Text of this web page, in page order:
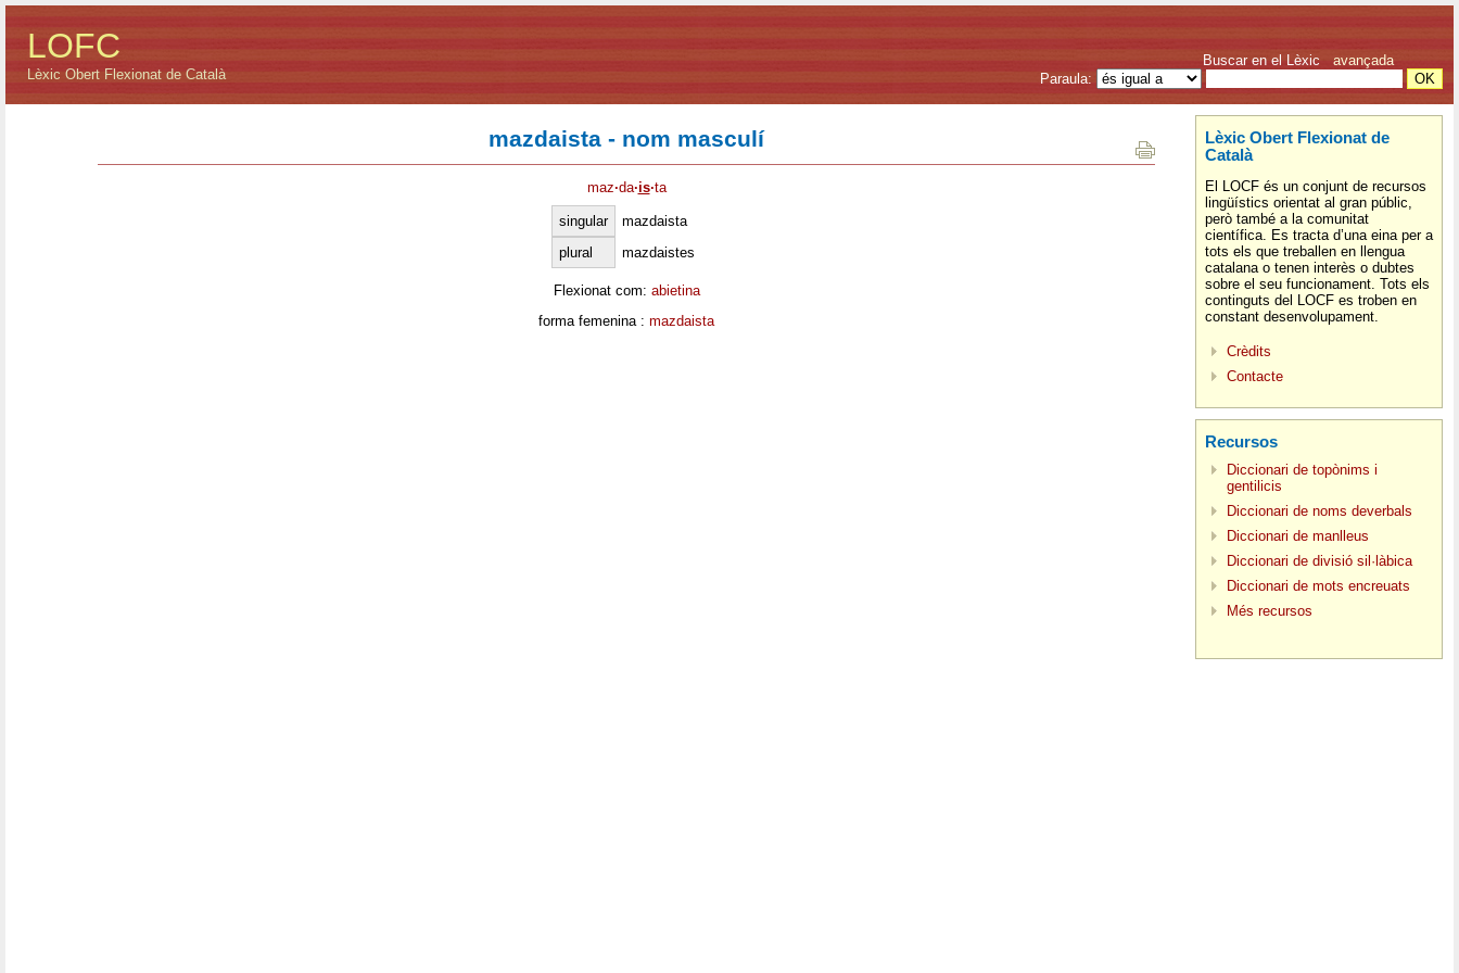
LOFC
Lèxic Obert Flexionat de Català
Buscar en el Lèxic avançada
Paraula:
mazdaista - nom masculí
maz·da·is·ta
singular
mazdaista
plural
mazdaistes
Flexionat com: abietina
forma femenina : mazdaista
Lèxic Obert Flexionat de
Català
El LOCF és un conjunt de recursos
lingüístics orientat al gran públic,
però també a la comunitat
científica. Es tracta d’una eina per a
tots els que treballen en llengua
catalana o tenen interès o dubtes
sobre el seu funcionament. Tots els
continguts del LOCF es troben en
constant desenvolupament.
Crèdits
Contacte
Recursos
Diccionari de topònims i
gentilicis
Diccionari de noms deverbals
Diccionari de manlleus
Diccionari de divisió sil·làbica
Diccionari de mots encreuats
Més recursos